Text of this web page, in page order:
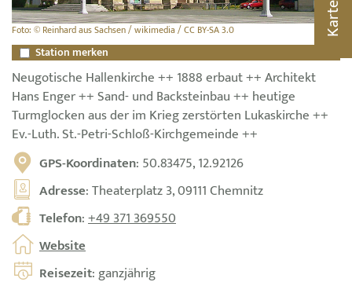
Foto: © Reinhard aus Sachsen / wikimedia / CC BY-SA 3.0
Station merken
Neugotische Hallenkirche ++ 1888 erbaut ++ Architekt
Hans Enger ++ Sand- und Backsteinbau ++ heutige
Turmglocken aus der im Krieg zerstörten Lukaskirche ++
Ev.-Luth. St.-Petri-Schloß-Kirchgemeinde ++
GPS-Koordinaten: 50.83475, 12.92126
Adresse: Theaterplatz 3, 09111 Chemnitz
Telefon:+49 371 369550
Website
Reisezeit: ganzjährig
Karte